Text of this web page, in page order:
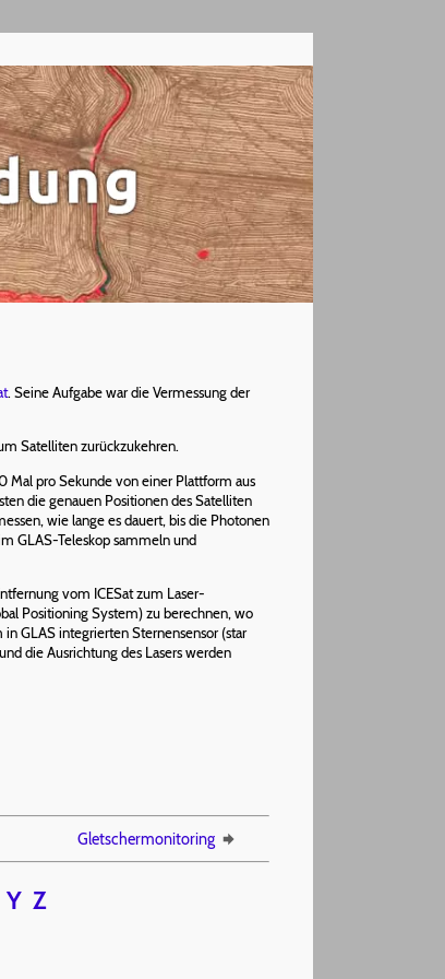
. Seine Aufgabe war die Vermessung der
Satelliten zurückzukehren.
Mal pro Sekunde von einer Plattform aus
die genauen Positionen des Satelliten
wie lange es dauert, bis die Photonen
GLAS-Teleskop sammeln und
vom ICESat zum Laser-
Positioning System) zu berechnen, wo
GLAS integrierten Sternensensor (star
die Ausrichtung des Lasers werden
Gletschermonitoring
Y Z